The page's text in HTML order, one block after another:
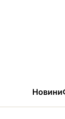
Новини